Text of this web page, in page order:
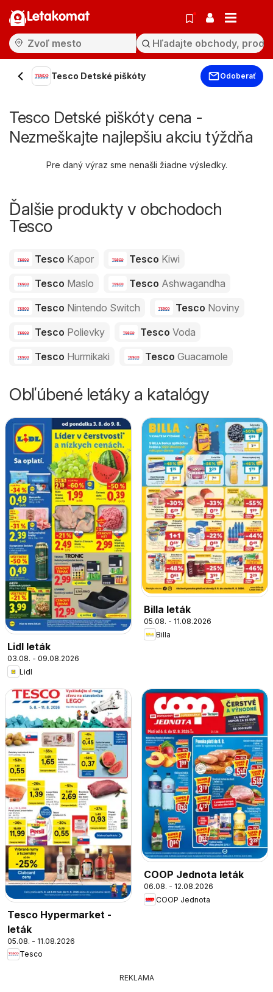
Letakomat
Tesco Detské piškóty Odoberať
Tesco Detské piškóty cena -
Nezmeškajte najlepšiu akciu týždňa
Pre daný výraz sme nenašli žiadne výsledky.
Ďalšie produkty v obchodoch
Tesco
Tesco Kapor Tesco Kiwi
Tesco Maslo Tesco Ashwagandha
Tesco Nintendo Switch Tesco Noviny
Tesco Polievky Tesco Voda
Tesco Hurmikaki Tesco Guacamole
Obľúbené letáky a katalógy
Lidl leták
03.08. - 09.08.2026
Lidl
Billa leták
05.08. - 11.08.2026
Billa
Tesco Hypermarket -
leták
05.08. - 11.08.2026
Tesco
COOP Jednota leták
06.08. - 12.08.2026
COOP Jednota
REKLAMA